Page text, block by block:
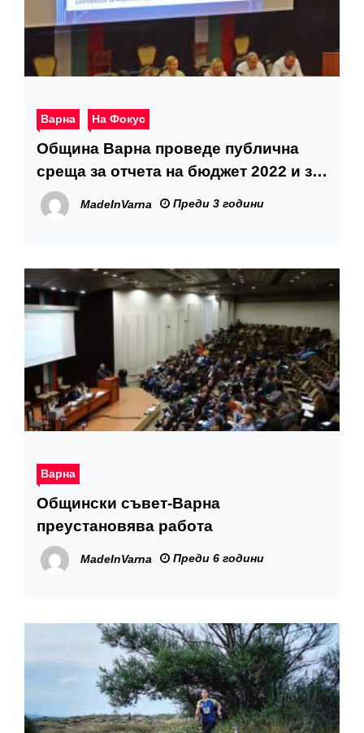
Варна На Фокус
Община Варна проведе публична
среща за отчета на бюджет 2022 и за
проектобюджет 2023
MadeInVarna Преди 3 години
Варна
Общински съвет-Варна
преустановява работа
MadeInVarna Преди 6 години